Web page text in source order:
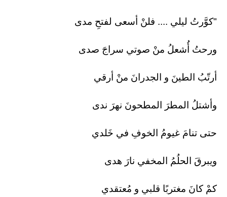
"كوَّرتُ ليلي .... فلنْ أسعى لفتحِ مدى
ورحتُ أُشعلُ منْ صوتي سراجَ صدى
أرتّبُ الطينَ و الجدرانَ منْ أرقي
وأشتلُ المطرَ المطحونَ نهرَ ندى
حتى تنامَ غيومُ الخوفِ في خَلدي
ويبرقَ الحلُمُ المخفي نارَ هدى
كمْ كانَ مغتربًا قلبي و مُعتقدي